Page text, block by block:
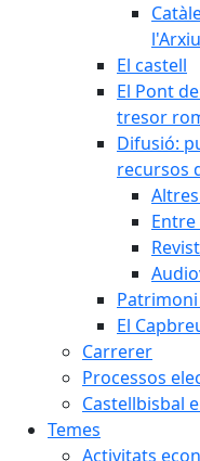
El castell
El Pont
tresor
Difusió:
recursos
El
Carrerer
Processos
Castellbisbal
Temes
Activitats